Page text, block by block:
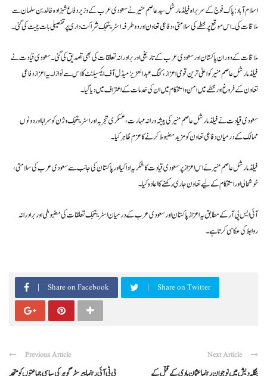
اسلام آباد: پاک فوج کے سربراہ فیلڈ مارشل سید عاصم منیر نے سعودی عرب کے وزیر دفاع شہزادہ خالد بن سلمان سے
ملاقات کی۔ اس موقع پر خطے کی سلامتی، دفاعی تعاون اور دوطرفہ اسٹریٹجک شراکت داری پر تفصیلی بات چیت کی گئی۔
ملاقات کے دوران پاکستان اور سعودی عرب کے تاریخی اور برادرانہ تعلقات کی بھی تصدیق کی گئی۔ سعودی قیادت نے
فیلڈ مارشل عاصم منیر کو اعلیٰ ترین قومی اعزاز، کنگ عبدالعزیز میڈل آف ایکسیلنٹ کلاس سے نوازا۔ یہ اعزاز دفاعی
تعاون کے فروغ اور خطے میں امن و استحکام میں ان کی خدمات کے اعتراف میں دیا گیا۔
سعودی قیادت نے فیلڈ مارشل عاصم منیر کی پیشہ ورانہ مہارت، عسکری تجربہ اور اسٹریٹجک وژن کو سراہا اور دونوں
ممالک کے درمیان دفاعی تعاون کو مزید مضبوط کرنے کا عزم ظاہر کیا۔
فیلڈ مارشل عاصم منیر نے اس اعزاز پر سعودی قیادت کا شکریہ ادا کیا اور پاکستان کی جانب سے سعودی عرب کی سلامتی،
خوشحالی اور استحکام کے لیے تعاون جاری رکھنے کا اعادہ کیا۔
آئی ایس پی آر کے مطابق یہ اعزاز پاکستان اور سعودی عرب کے درمیان اسٹریٹجک تعلقات کی مضبوطی اور برادرانہ
روابط کی عکاسی کرتا ہے۔
Share on Facebook Share on Twitter
Previous Article Next Article